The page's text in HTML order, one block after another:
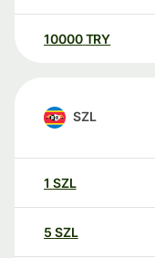
10000 TRY
SZL
1 SZL
5 SZL